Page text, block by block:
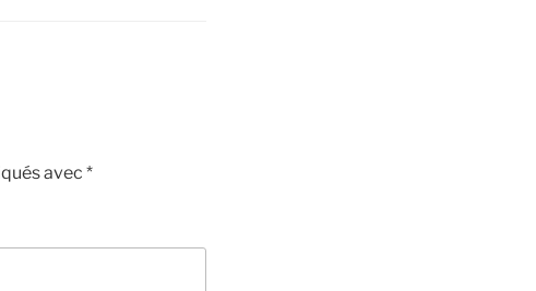
avec *